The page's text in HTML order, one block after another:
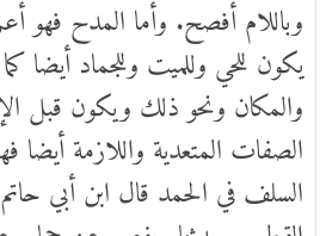
وباللام أفصح. وأما المدح فهو
يكون للحي وللميت وللجماد أيضا
والمكان ونحو ذلك ويكون قبل
الصفات المتعدية واللازمة أيضا
السلف في الحمد قال ابن أبي